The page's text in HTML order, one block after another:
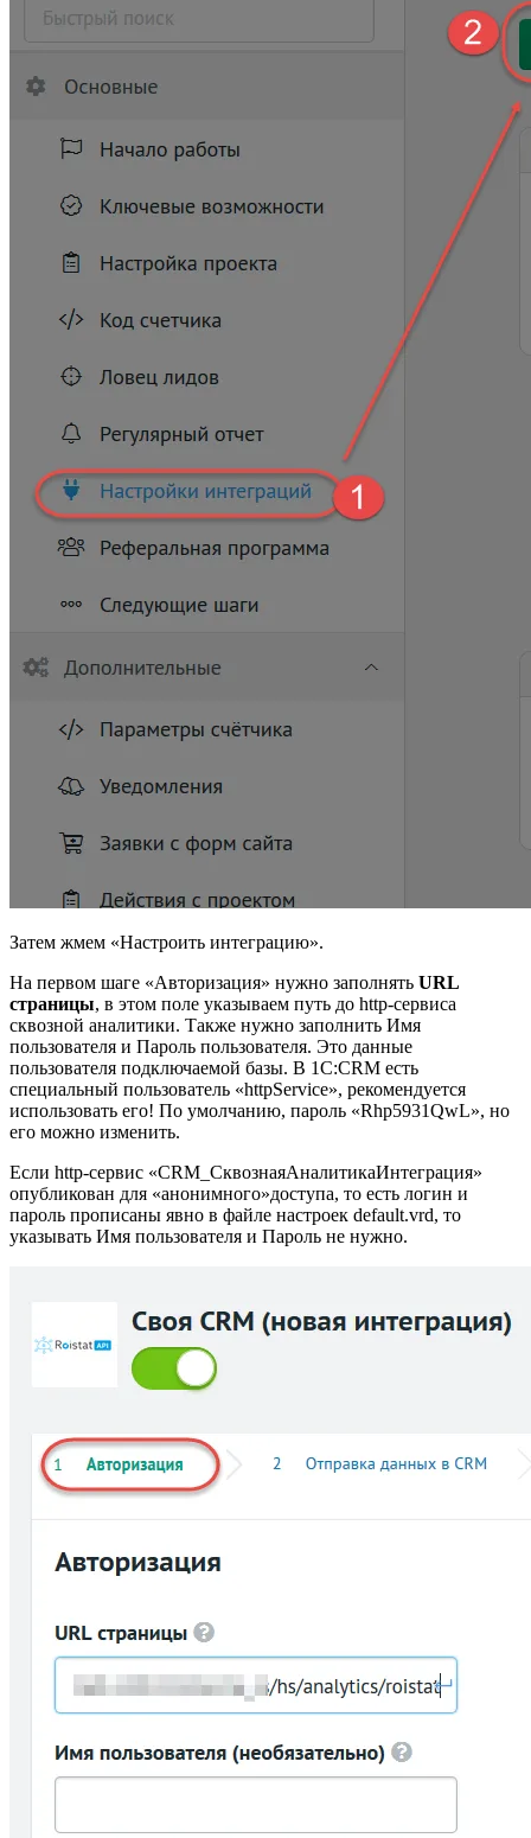
Затем жмем «Настроить интеграцию».
На первом шаге «Авторизация» нужно заполнять URL
страницы, в этом поле указываем путь до http-сервиса
сквозной аналитики. Также нужно заполнить Имя
пользователя и Пароль пользователя. Это данные
пользователя подключаемой базы. В 1С:CRM есть
специальный пользователь «httpService», рекомендуется
использовать его! По умолчанию, пароль «Rhp5931QwL», но
его можно изменить.
Если http-сервис «CRM_СквознаяАналитикаИнтеграция»
опубликован для «анонимного»доступа, то есть логин и
пароль прописаны явно в файле настроек default.vrd, то
указывать Имя пользователя и Пароль не нужно.